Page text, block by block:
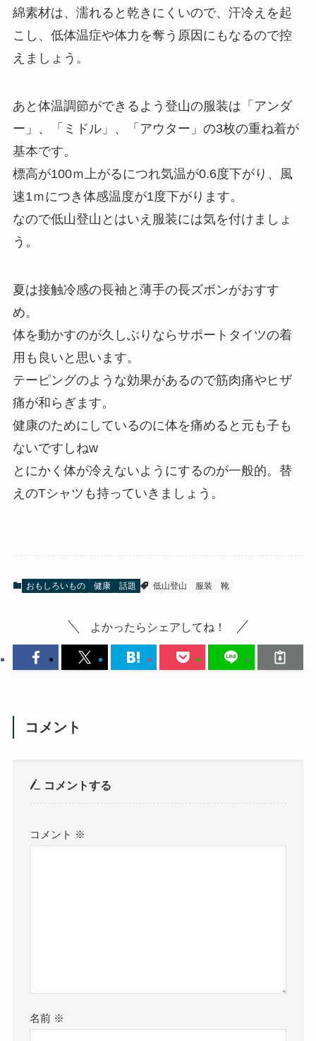
綿素材は、濡れると乾きにくいので、汗冷えを起
こし、低体温症や体力を奪う原因にもなるので控
えましょう。
あと体温調節ができるよう登山の服装は「アンダ
ー」、「ミドル」、「アウター」の3枚の重ね着が
基本です。
標高が100ｍ上がるにつれ気温が0.6度下がり、風
速1ｍにつき体感温度が1度下がります。
なので低山登山とはいえ服装には気を付けましょ
う。
夏は接触冷感の長袖と薄手の長ズボンがおすす
め。
体を動かすのが久しぶりならサポートタイツの着
用も良いと思います。
テーピングのような効果があるので筋肉痛やヒザ
痛が和らぎます。
健康のためにしているのに体を痛めると元も子も
ないですしねw
とにかく体が冷えないようにするのが一般的。替
えのTシャツも持っていきましょう。
おもしろいもの 健康 話題 低山登山 服装 靴
よかったらシェアしてね！
コメント
コメントする
コメント ※
名前 ※